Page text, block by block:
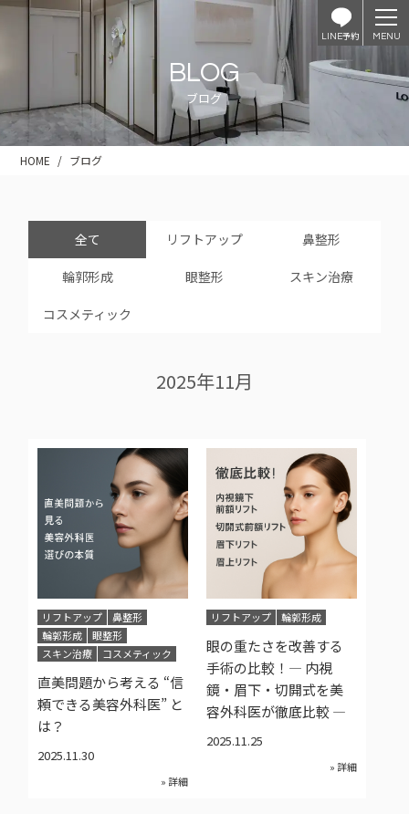
LINE予約
BLOG
ブログ
HOME ブログ
全て リフトアップ 鼻整形
輪郭形成 眼整形 スキン治療
コスメティック
2025年11月
リフトアップ
鼻整形
輪郭形成
眼整形
スキン治療
コスメティック
直美問題から考える “信
頼できる美容外科医” と
は？
2025.11.30
» 詳細
リフトアップ 輪郭形成
眼の重たさを改善する
手術の比較！― 内視
鏡・眉下・切開式を美
容外科医が徹底比較 ―
2025.11.25
» 詳細